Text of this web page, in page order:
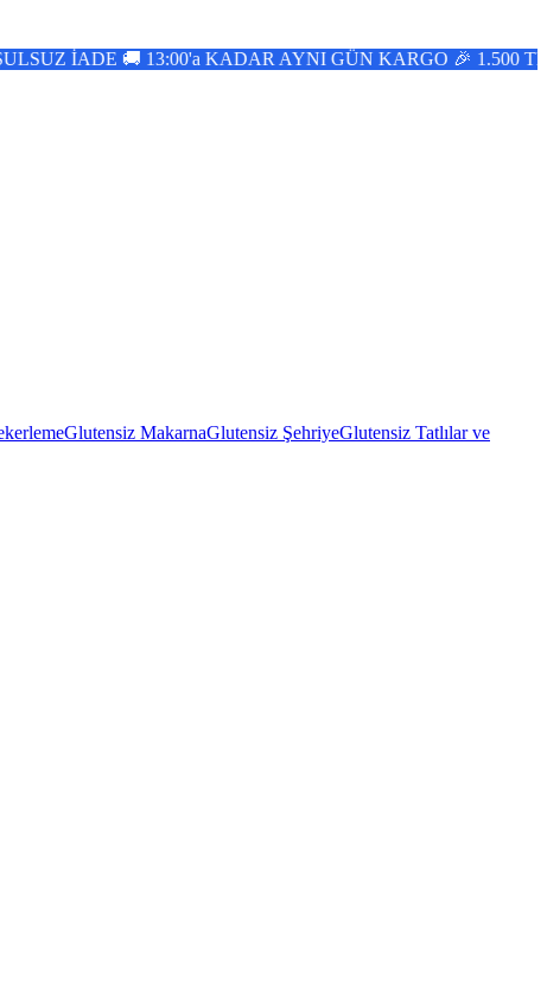
İADE 🚚 13:00'a KADAR AYNI GÜN KARGO 🎉 1.500 TL
Glutensiz MakarnaGlutensiz ŞehriyeGlutensiz Tatlılar ve